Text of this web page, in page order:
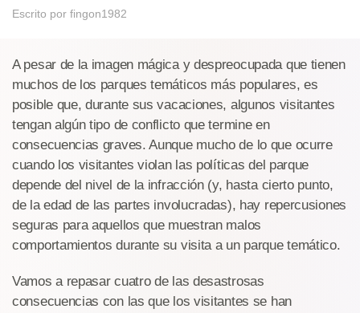
Escrito por fingon1982
A pesar de la imagen mágica y despreocupada que tienen
muchos de los parques temáticos más populares, es
posible que, durante sus vacaciones, algunos visitantes
tengan algún tipo de conflicto que termine en
consecuencias graves. Aunque mucho de lo que ocurre
cuando los visitantes violan las políticas del parque
depende del nivel de la infracción (y, hasta cierto punto,
de la edad de las partes involucradas), hay repercusiones
seguras para aquellos que muestran malos
comportamientos durante su visita a un parque temático.
Vamos a repasar cuatro de las desastrosas
consecuencias con las que los visitantes se han